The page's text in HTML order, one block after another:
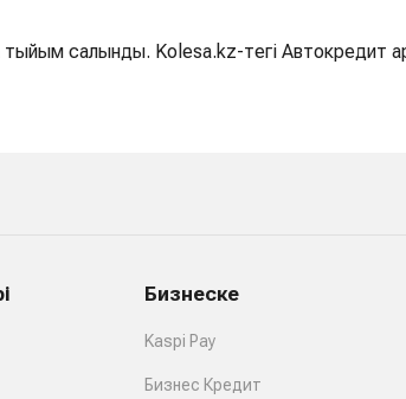
салынды. Kolesa.kz-тегі Автокредит
Бизнеске
Kaspi Pay
Бизнес Кредит